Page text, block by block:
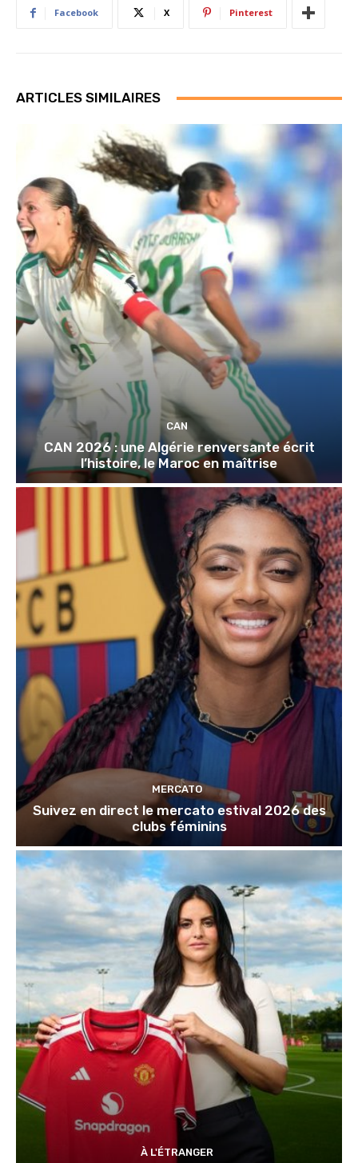
Facebook X Pinterest
ARTICLES SIMILAIRES
CAN
CAN 2026 : une Algérie renversante écrit
l’histoire, le Maroc en maîtrise
MERCATO
Suivez en direct le mercato estival 2026 des
clubs féminins
À L'ÉTRANGER